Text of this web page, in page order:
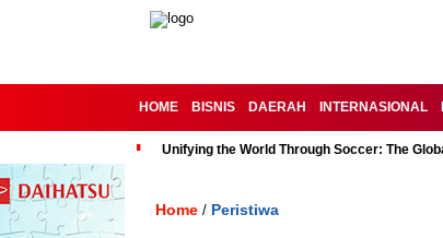
HOME BISNIS DAERAH INTERNASIONAL
Unifying the World Through Soccer: The
Home / Peristiwa